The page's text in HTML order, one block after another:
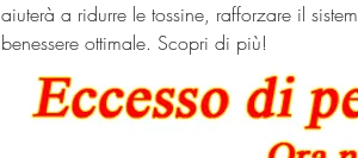
aiuterà a ridurre le tossine, rafforzare il
benessere ottimale. Scopri di più!